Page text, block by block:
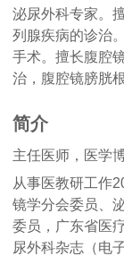
泌尿外科专家。
列腺疾病的诊治
手术。擅长腹腔
治，腹腔镜膀胱
简介
主任医师，医学
从事医教研工作
镜学分会委员、
委员，广东省医
尿外科杂志（电